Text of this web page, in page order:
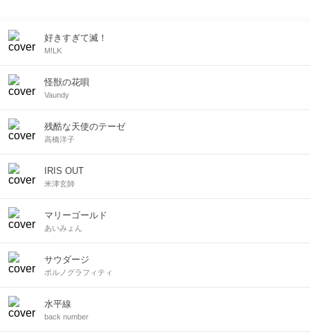
好きすぎて滅！
M!LK
怪獣の花唄
Vaundy
残酷な天使のテーゼ
高橋洋子
IRIS OUT
米津玄師
マリーゴールド
あいみょん
サウダージ
ポルノグラフィティ
水平線
back number